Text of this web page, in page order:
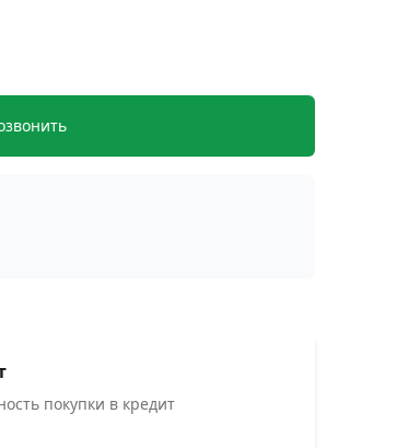
покупки в кредит